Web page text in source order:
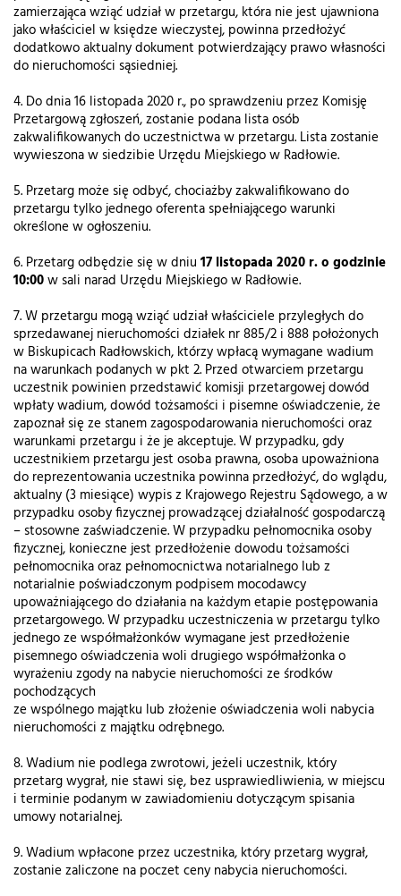
zamierzająca wziąć udział w przetargu, która nie jest ujawniona
jako właściciel w księdze wieczystej, powinna przedłożyć
dodatkowo aktualny dokument potwierdzający prawo własności
do nieruchomości sąsiedniej.
4. Do dnia 16 listopada 2020 r., po sprawdzeniu przez Komisję
Przetargową zgłoszeń, zostanie podana lista osób
zakwalifikowanych do uczestnictwa w przetargu. Lista zostanie
wywieszona w siedzibie Urzędu Miejskiego w Radłowie.
5. Przetarg może się odbyć, chociażby zakwalifikowano do
przetargu tylko jednego oferenta spełniającego warunki
określone w ogłoszeniu.
6. Przetarg odbędzie się w dniu 17 listopada 2020 r. o godzinie
10:00w sali narad Urzędu Miejskiego w Radłowie.
7. W przetargu mogą wziąć udział właściciele przyległych do
sprzedawanej nieruchomości działek nr 885/2 i 888 położonych
w Biskupicach Radłowskich, którzy wpłacą wymagane wadium
na warunkach podanych w pkt 2. Przed otwarciem przetargu
uczestnik powinien przedstawić komisji przetargowej dowód
wpłaty wadium, dowód tożsamości i pisemne oświadczenie, że
zapoznał się ze stanem zagospodarowania nieruchomości oraz
warunkami przetargu i że je akceptuje. W przypadku, gdy
uczestnikiem przetargu jest osoba prawna, osoba upoważniona
do reprezentowania uczestnika powinna przedłożyć, do wglądu,
aktualny (3 miesiące) wypis z Krajowego Rejestru Sądowego, a w
przypadku osoby fizycznej prowadzącej działalność gospodarczą
– stosowne zaświadczenie. W przypadku pełnomocnika osoby
fizycznej, konieczne jest przedłożenie dowodu tożsamości
pełnomocnika oraz pełnomocnictwa notarialnego lub z
notarialnie poświadczonym podpisem mocodawcy
upoważniającego do działania na każdym etapie postępowania
przetargowego. W przypadku uczestniczenia w przetargu tylko
jednego ze współmałżonków wymagane jest przedłożenie
pisemnego oświadczenia woli drugiego współmałżonka o
wyrażeniu zgody na nabycie nieruchomości ze środków
pochodzących
ze wspólnego majątku lub złożenie oświadczenia woli nabycia
nieruchomości z majątku odrębnego.
8. Wadium nie podlega zwrotowi, jeżeli uczestnik, który
przetarg wygrał, nie stawi się, bez usprawiedliwienia, w miejscu
i terminie podanym w zawiadomieniu dotyczącym spisania
umowy notarialnej.
9. Wadium wpłacone przez uczestnika, który przetarg wygrał,
zostanie zaliczone na poczet ceny nabycia nieruchomości.